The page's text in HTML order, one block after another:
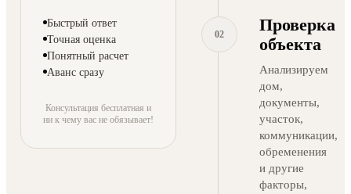
Быстрый ответ
Точная оценка
Понятный расчет
Аванс сразу
Консультация бесплатная и
ни к чему вас не обязывает!
02
Проверка
объекта
Анализируем
дом,
документы,
участок,
коммуникации,
обременения
и другие
факторы,